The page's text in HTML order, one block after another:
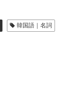
韓国語｜名詞